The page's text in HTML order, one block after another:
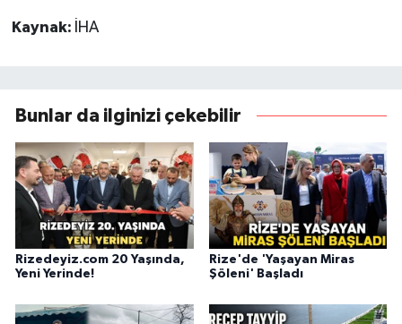
Kaynak: İHA
Bunlar da ilginizi çekebilir
Rizedeyiz.com 20 Yaşında,
Yeni Yerinde!
Rize'de 'Yaşayan Miras
Şöleni' Başladı